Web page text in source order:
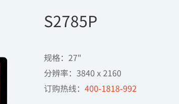
解决方案
一体化智能阅片会诊中心
数字化手术室解决方案
智慧病理中心
S2785P
规格：27"
分辨率：3840 x 2160
订购热线： 400-1818-992